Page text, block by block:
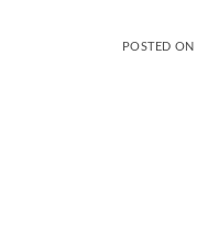
POSTED ON